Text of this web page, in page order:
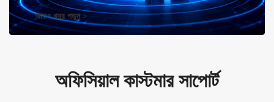
আরও খবর পড়ুন >
অফিসিয়াল কাস্টমার সাপোর্ট